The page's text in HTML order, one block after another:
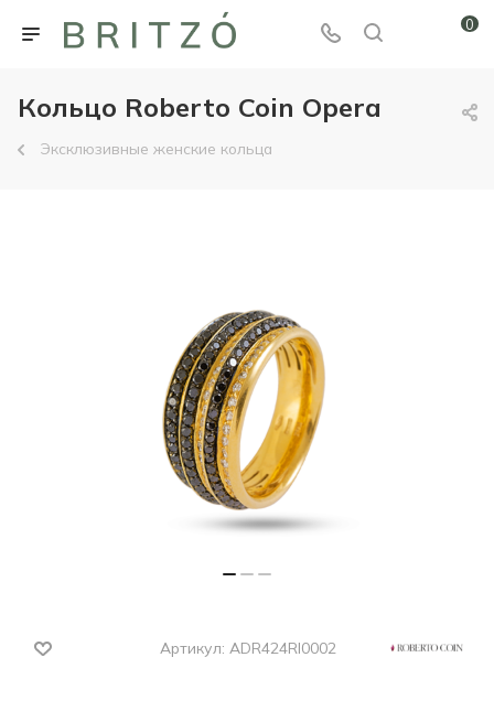
0
Кольцо Roberto Coin Opera
Эксклюзивные женские кольца
Артикул: ADR424RI0002